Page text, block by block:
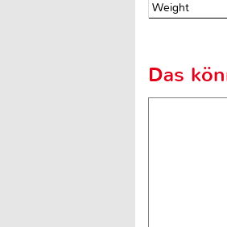
Weight
Das